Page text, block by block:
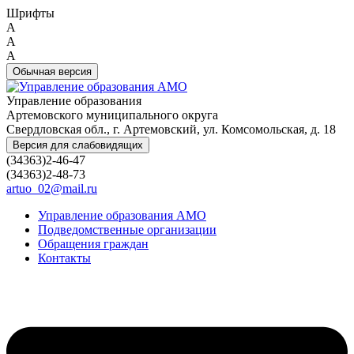
Шрифты
A
A
A
Обычная версия
Управление образования
Артемовского муниципального округа
Свердловская обл., г. Артемовский, ул. Комсомольская, д. 18
Версия для слабовидящих
(34363)2-46-47
(34363)2-48-73
artuo_02@mail.ru
Управление образования АМО
Подведомственные организации
Обращения граждан
Контакты